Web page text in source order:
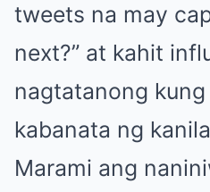
tweets na may
next?” at kahit
nagtatanong
kabanata ng
Marami ang